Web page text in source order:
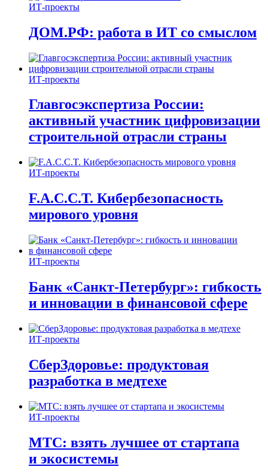
ИТ-проекты
ДОМ.РФ: работа в ИТ со смыслом
ИТ-проекты
Главгосэкспертиза России:
активный участник цифровизации
строительной отрасли страны
ИТ-проекты
F.A.C.C.T. Кибербезопасность
мирового уровня
ИТ-проекты
Банк «Санкт-Петербург»: гибкость
и инновации в финансовой сфере
ИТ-проекты
СберЗдоровье: продуктовая
разработка в медтехе
ИТ-проекты
МТС: взять лучшее от стартапа
и экосистемы